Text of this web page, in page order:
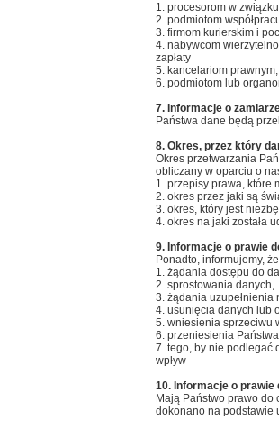
1. procesorom w
2. podmiotom
3. firmom kurierskim i
4. nabywcom
zapłaty
5. kancelariom
6. podmiotom lub
7. Informacje o
Państwa dane będą
8. Okres, przez który
Okres przetwarzania
obliczany w oparciu o
1. przepisy prawa, które
2. okres przez jaki są
3. okres, który jest
4. okres na jaki została
9. Informacje o prawie
Ponadto, informujemy,
1. żądania dostępu do
2. sprostowania danych,
3. żądania
4. usunięcia danych lub
5. wniesienia sprzeciwu
6. przeniesienia
7. tego, by nie podlegać
wpływ
10. Informacje o prawie
Mają Państwo prawo do
dokonano na podstawie